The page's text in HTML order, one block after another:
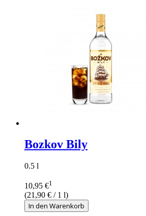
Bozkov Bily
0.5 l
10,95 €1
(21,90 € / 1 l)
In den Warenkorb